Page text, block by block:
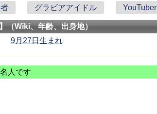
グラビアアイドル YouTuber
（Wiki、年齢、出身地）
9月27日生まれ
人です